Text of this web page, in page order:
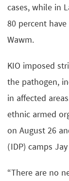
cases, while in
80 percent
Wawm.
KIO imposed
the pathogen,
in affected
ethnic armed
on August 26
(IDP) camps
“There are no